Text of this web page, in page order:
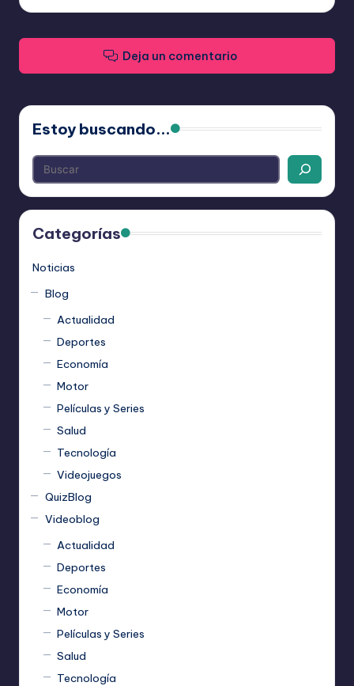
Deja un comentario
Estoy buscando...
Categorías
Noticias
Blog
Actualidad
Deportes
Economía
Motor
Películas y Series
Salud
Tecnología
Videojuegos
QuizBlog
Videoblog
Actualidad
Deportes
Economía
Motor
Películas y Series
Salud
Tecnología